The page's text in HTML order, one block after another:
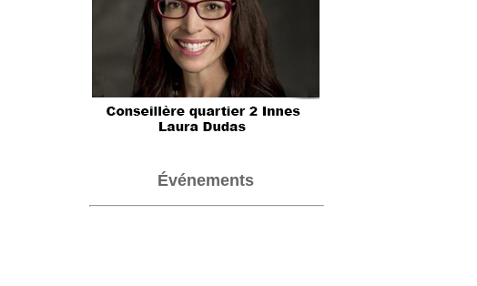
Événements